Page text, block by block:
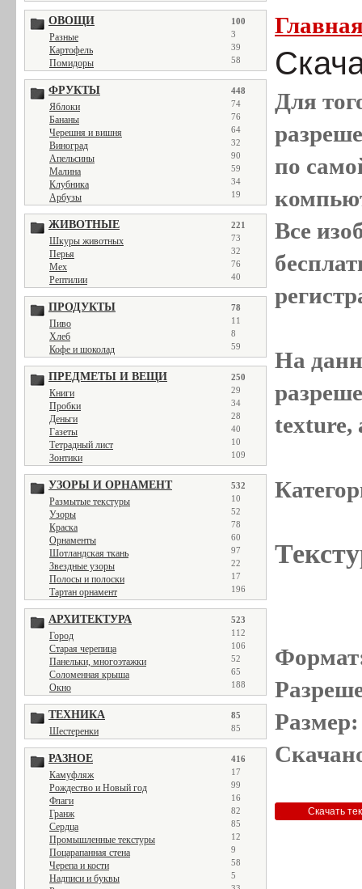
ОВОЩИ 100
Разные 3
Картофель 39
Помидоры 58
ФРУКТЫ 448
Яблоки 74
Бананы 76
Черешня и вишня 64
Виноград 32
Апельсины 90
Малина 59
Клубника 34
Арбузы 19
ЖИВОТНЫЕ 221
Шкуры животных 73
Перья 32
Мех 76
Рептилии 40
ПРОДУКТЫ 78
Пиво 11
Хлеб 8
Кофе и шоколад 59
ПРЕДМЕТЫ И ВЕЩИ 250
Книги 29
Пробки 34
Деньги 28
Газеты 40
Тетрадный лист 10
Зонтики 109
УЗОРЫ И ОРНАМЕНТ 532
Размытые текстуры 10
Узоры 52
Краска 78
Орнаменты 60
Шотландская ткань 97
Звездные узоры 22
Полосы и полоски 17
Тартан орнамент 196
АРХИТЕКТУРА 523
Город 112
Старая черепица 106
Панельки, многоэтажки 52
Соломенная крыша 65
Окно 188
ТЕХНИКА 85
Шестеренки 85
РАЗНОЕ 416
Камуфляж 17
Рождество и Новый год 99
Флаги 16
Гранж 82
Сердца 85
Промышленные текстуры 12
Поцарапанная стена 9
Черепа и кости 58
Надписи и буквы 5
Для
по
Все
На
texture,